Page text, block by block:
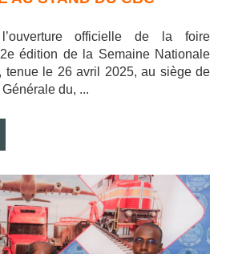
officielle de la foire
édition de la Semaine Nationale
tenue le 26 avril 2025, au siège de
du, ...